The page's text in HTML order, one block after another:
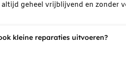
altijd geheel vrijblijvend en
kleine reparaties uitvoeren?